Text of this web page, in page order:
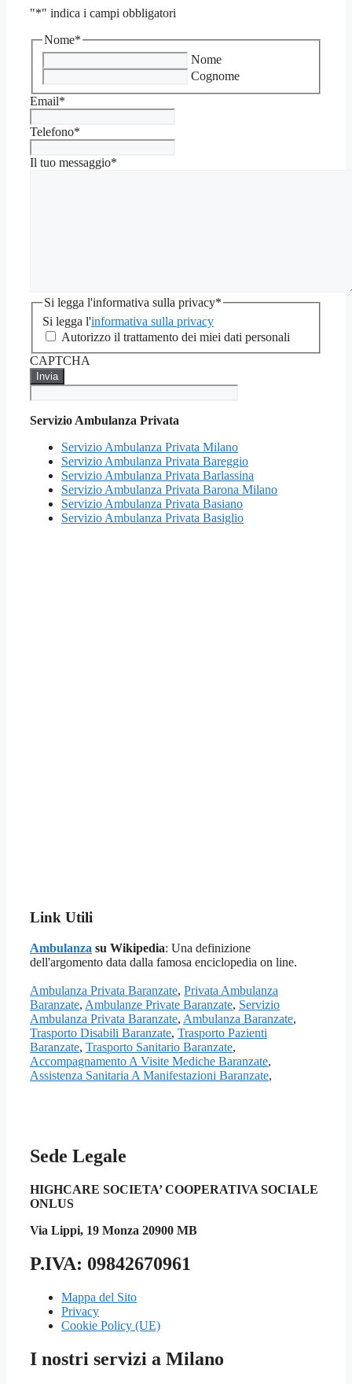
"*" indica i campi obbligatori
Nome*
Nome
Cognome
Email*
Telefono*
Il tuo messaggio*
Si legga l'informativa sulla privacy*
Si legga l'informativa sulla privacy
Autorizzo il trattamento dei miei dati personali
CAPTCHA
Servizio Ambulanza Privata
Servizio Ambulanza Privata Milano
Servizio Ambulanza Privata Bareggio
Servizio Ambulanza Privata Barlassina
Servizio Ambulanza Privata Barona Milano
Servizio Ambulanza Privata Basiano
Servizio Ambulanza Privata Basiglio
Link Utili
Ambulanza su Wikipedia: Una definizione
dell'argomento data dalla famosa enciclopedia on line.
Ambulanza Privata Baranzate, Privata Ambulanza
Baranzate, Ambulanze Private Baranzate, Servizio
Ambulanza Privata Baranzate, Ambulanza Baranzate,
Trasporto Disabili Baranzate, Trasporto Pazienti
Baranzate, Trasporto Sanitario Baranzate,
Accompagnamento A Visite Mediche Baranzate,
Assistenza Sanitaria A Manifestazioni Baranzate,
Sede Legale
HIGHCARE SOCIETA’ COOPERATIVA SOCIALE
ONLUS
Via Lippi, 19 Monza 20900 MB
P.IVA: 09842670961
Mappa del Sito
Privacy
Cookie Policy (UE)
I nostri servizi a Milano